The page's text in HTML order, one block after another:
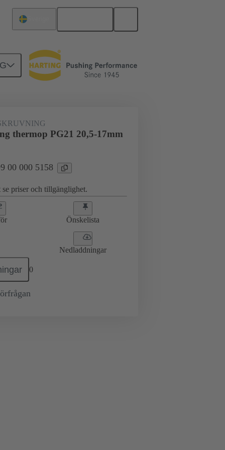
09 00 000 5158
thermop PG21 20,5-17mm
00 000 5158
priser och tillgänglighet.
Önskelista
Nedladdningar
0